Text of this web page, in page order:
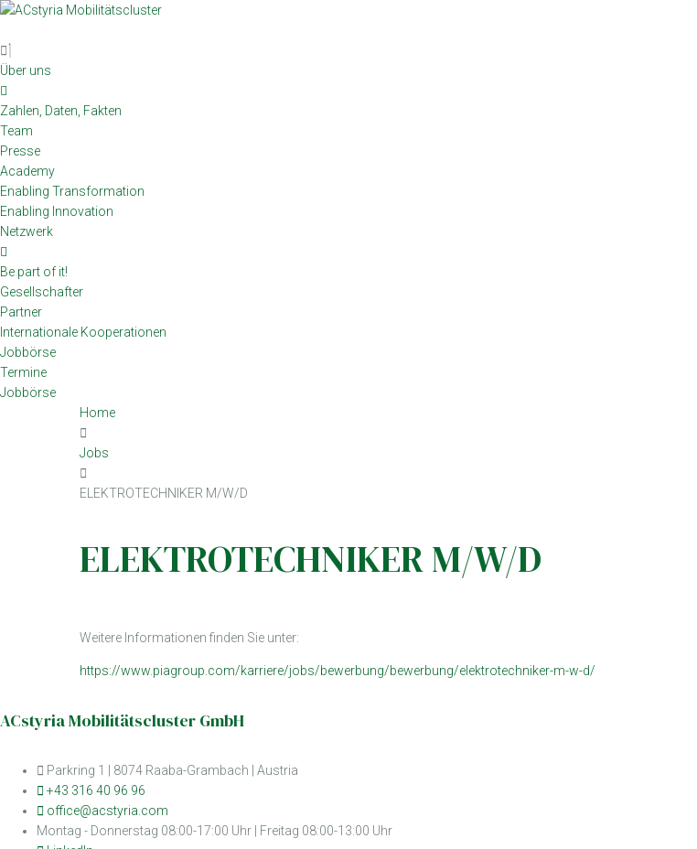
Skip
content
Über uns
Zahlen, Daten, Fakten
Team
Presse
Academy
Enabling Transformation
Enabling Innovation
Netzwerk
Be part of it!
Gesellschafter
Partner
Internationale Kooperationen
Jobbörse
Termine
Jobbörse
Home
Jobs
ELEKTROTECHNIKER M/W/D
ELEKTROTECHNIKER M/W/D
Weitere Informationen finden Sie unter:
https://www.piagroup.com/karriere/jobs/bewerbung/bewerbung/elektrotechniker-m-w-d/
ACstyria Mobilitätscluster GmbH
Parkring 1 | 8074 Raaba-Grambach | Austria
+43 316 40 96 96
office@acstyria.com
Montag - Donnerstag 08:00-17:00 Uhr | Freitag 08:00-13:00 Uhr